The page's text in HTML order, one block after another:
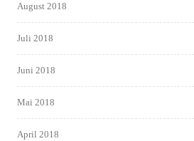
August 2018
Juli 2018
Juni 2018
Mai 2018
April 2018